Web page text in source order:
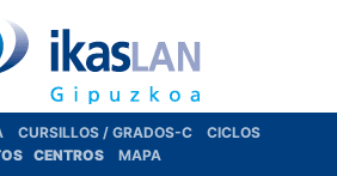
CURSILLOS / GRADOS-C
CICLOS
CENTROS MAPA